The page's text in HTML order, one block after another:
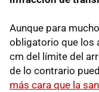
Aunque para
obligatorio que los
cm del límite del
de lo contrario
más cara que la